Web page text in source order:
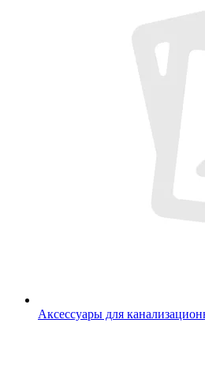
Аксессуары для